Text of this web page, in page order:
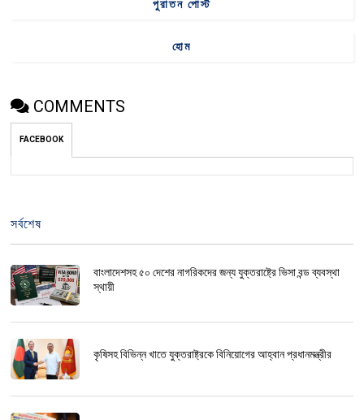
পুরাতন পোস্ট
হোম
COMMENTS
FACEBOOK
সর্বশেষ
বাংলাদেশসহ ৫০ দেশের নাগরিকদের জন্য যুক্তরাষ্ট্রে ভিসা বন্ড ব্যবস্থা
স্থায়ী
কৃষিসহ বিভিন্ন খাতে যুক্তরাষ্ট্রকে বিনিয়োগের আহ্বান প্রধানমন্ত্রীর